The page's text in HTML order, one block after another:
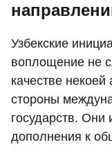
Узбекские
воплощение не
качестве
стороны
государств. Они
дополнения к